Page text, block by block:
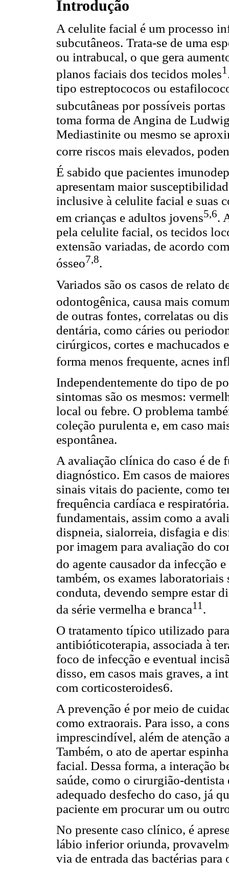
Introdução
A celulite facial é um processo
subcutâneos. Trata-se de uma
ou intrabucal, o que gera
planos faciais dos tecidos moles1
tipo estreptococos ou
subcutâneas por possíveis portas
toma forma de Angina de
Mediastinite ou mesmo se
corre riscos mais elevados,
É sabido que pacientes
apresentam maior
inclusive à celulite facial e suas
em crianças e adultos jovens5,6.
pela celulite facial, os tecidos
extensão variadas, de acordo
ósseo7,8.
Variados são os casos de relato
odontogênica, causa mais
de outras fontes, correlatas ou
dentária, como cáries ou
cirúrgicos, cortes e machucados
forma menos frequente, acnes
Independentemente do tipo de
sintomas são os mesmos:
local ou febre. O problema
coleção purulenta e, em caso
espontânea.
A avaliação clínica do caso é de
diagnóstico. Em casos de
sinais vitais do paciente, como
frequência cardíaca e
fundamentais, assim como a
dispneia, sialorreia, disfagia e
por imagem para avaliação do
do agente causador da infecção
também, os exames
conduta, devendo sempre estar
da série vermelha e branca11 .
O tratamento típico utilizado
antibióticoterapia, associada à
foco de infecção e eventual
disso, em casos mais graves, a
com corticosteroides6.
A prevenção é por meio de
como extraorais. Para isso, a
imprescindível, além de atenção
Também, o ato de apertar
facial. Dessa forma, a interação
saúde, como o cirurgião-
adequado desfecho do caso, já
paciente em procurar um ou
No presente caso clínico, é
lábio inferior oriunda,
via de entrada das bactérias para